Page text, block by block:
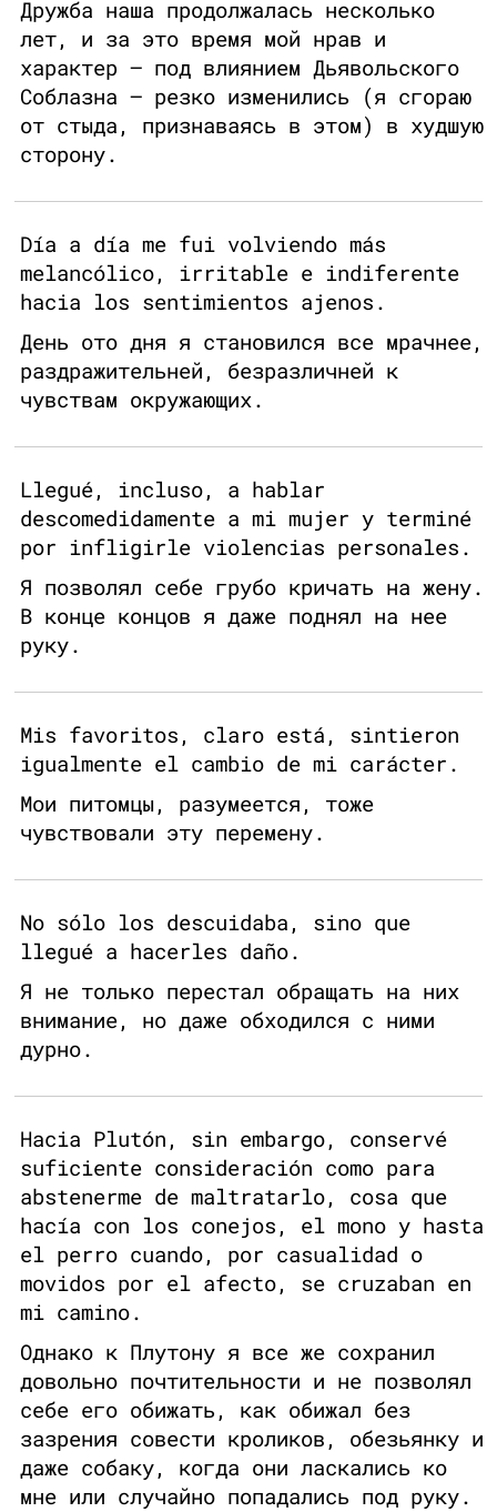
Дружба наша продолжалась несколько
лет, и за это время мой нрав и
характер — под влиянием Дьявольского
Соблазна — резко изменились (я сгораю
от стыда, признаваясь в этом) в худшую
сторону.
Día a día me fui volviendo más
melancólico, irritable e indiferente
hacia los sentimientos ajenos.
День ото дня я становился все мрачнее,
раздражительней, безразличней к
чувствам окружающих.
Llegué, incluso, a hablar
descomedidamente a mi mujer y terminé
por infligirle violencias personales.
Я позволял себе грубо кричать на жену.
В конце концов я даже поднял на нее
руку.
Mis favoritos, claro está, sintieron
igualmente el cambio de mi carácter.
Мои питомцы, разумеется, тоже
чувствовали эту перемену.
No sólo los descuidaba, sino que
llegué a hacerles daño.
Я не только перестал обращать на них
внимание, но даже обходился с ними
дурно.
Hacia Plutón, sin embargo, conservé
suficiente consideración como para
abstenerme de maltratarlo, cosa que
hacía con los conejos, el mono y hasta
el perro cuando, por casualidad o
movidos por el afecto, se cruzaban en
mi camino.
Однако к Плутону я все же сохранил
довольно почтительности и не позволял
себе его обижать, как обижал без
зазрения совести кроликов, обезьянку и
даже собаку, когда они ласкались ко
мне или случайно попадались под руку.